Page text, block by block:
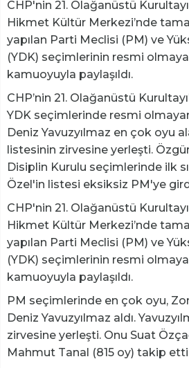
CHP'nin 21. Olağanüstü
Hikmet Kültür Merkezi’nde
yapılan Parti Meclisi (PM) ve
(YDK) seçimlerinin resmi
kamuoyuyla paylaşıldı.
CHP’nin 21. Olağanüstü
YDK seçimlerinde resmi
Deniz Yavuzyılmaz en çok oyu
listesinin zirvesine yerleşti.
Disiplin Kurulu seçimlerinde ilk
Özel'in listesi eksiksiz PM'ye
CHP'nin 21. Olağanüstü
Hikmet Kültür Merkezi’nde
yapılan Parti Meclisi (PM) ve
(YDK) seçimlerinin resmi
kamuoyuyla paylaşıldı.
PM seçimlerinde en çok oyu,
Deniz Yavuzyılmaz aldı.
zirvesine yerleşti. Onu Suat
Mahmut Tanal (815 oy) takip